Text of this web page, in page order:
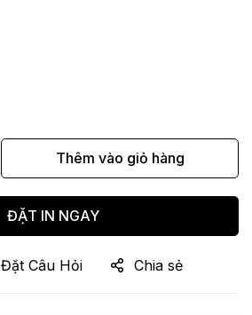
Thêm vào giỏ hàng
ĐẶT IN NGAY
Đặt Câu Hỏi Chia sẻ